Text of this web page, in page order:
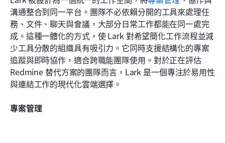
溝通整合到同一平台。團隊不必依賴分開的工具來處理任
務、文件、聊天與會議，大部分日常工作都能在同一處完
成。這種一體化的方式，使 Lark 對希望簡化工作流程並減
少工具分散的組織具有吸引力。它同時支援結構化的專案
追蹤與即時協作，適合跨職能團隊使用。對於正在評估
Redmine 替代方案的團隊而言，Lark 是一個專注於易用性
與連結工作的現代化雲端選擇。
專案管理